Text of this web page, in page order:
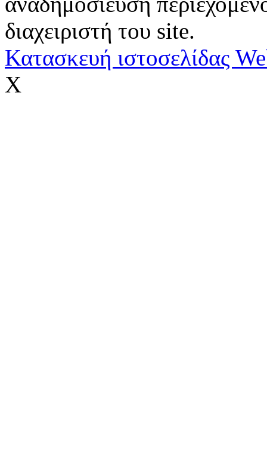
διαχειριστή του site.
Κατασκευή ιστοσελίδας
X